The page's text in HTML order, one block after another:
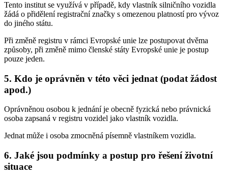
Tento institut se využívá v případě, kdy vlastník silničního vozidla
žádá o přidělení registrační značky s omezenou platností pro vývoz
do jiného státu.
Při změně registru v rámci Evropské unie lze postupovat dvěma
způsoby, při změně mimo členské státy Evropské unie je postup
pouze jeden.
5. Kdo je oprávněn v této věci jednat (podat žádost
apod.)
Oprávněnou osobou k jednání je obecně fyzická nebo právnická
osoba zapsaná v registru vozidel jako vlastník vozidla.
Jednat může i osoba zmocněná písemně vlastníkem vozidla.
6. Jaké jsou podmínky a postup pro řešení životní
situace